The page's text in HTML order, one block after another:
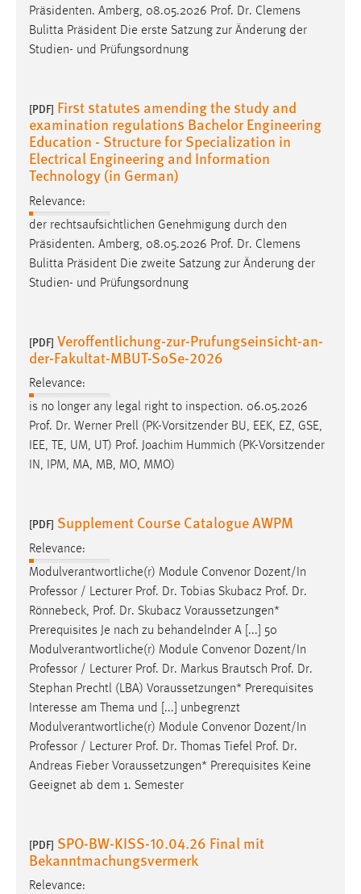
Präsidenten. Amberg, 08.05.2026 Prof. Dr. Clemens
Bulitta Präsident Die erste Satzung zur Änderung der
Studien- und Prüfungsordnung
[PDF] First statutes amending the study and
examination regulations Bachelor Engineering
Education - Structure for Specialization in
Electrical Engineering and Information
Technology (in German)
Relevance:
der rechtsaufsichtlichen Genehmigung durch den
Präsidenten. Amberg, 08.05.2026 Prof. Dr. Clemens
Bulitta Präsident Die zweite Satzung zur Änderung der
Studien- und Prüfungsordnung
[PDF] Veroffentlichung-zur-Prufungseinsicht-an-
der-Fakultat-MBUT-SoSe-2026
Relevance:
is no longer any legal right to inspection. 06.05.2026
Prof. Dr. Werner Prell (PK-Vorsitzender BU, EEK, EZ, GSE,
IEE, TE, UM, UT) Prof. Joachim Hummich (PK-Vorsitzender
IN, IPM, MA, MB, MO, MMO)
[PDF] Supplement Course Catalogue AWPM
Relevance:
Modulverantwortliche(r) Module Convenor Dozent/In
Professor / Lecturer Prof. Dr. Tobias Skubacz Prof. Dr.
Rönnebeck, Prof. Dr. Skubacz Voraussetzungen*
Prerequisites Je nach zu behandelnder A [...] 50
Modulverantwortliche(r) Module Convenor Dozent/In
Professor / Lecturer Prof. Dr. Markus Brautsch Prof. Dr.
Stephan Prechtl (LBA) Voraussetzungen* Prerequisites
Interesse am Thema und [...] unbegrenzt
Modulverantwortliche(r) Module Convenor Dozent/In
Professor / Lecturer Prof. Dr. Thomas Tiefel Prof. Dr.
Andreas Fieber Voraussetzungen* Prerequisites Keine
Geeignet ab dem 1. Semester
[PDF] SPO-BW-KISS-10.04.26 Final mit
Bekanntmachungsvermerk
Relevance: